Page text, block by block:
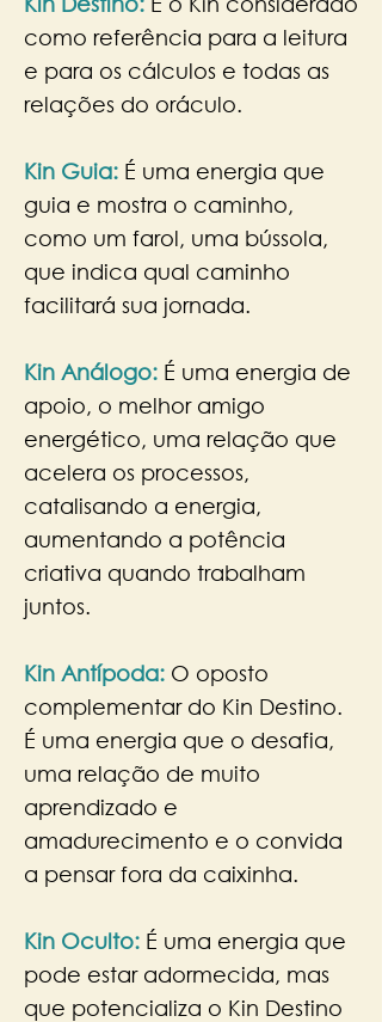
como referência para a leitura
e para os cálculos e todas as
relações do oráculo.​
Kin Guia: É uma energia que
guia e mostra o caminho,
como um farol, uma bússola,
que indica qual caminho
facilitará sua jornada.
Kin Análogo: É uma energia de
apoio, o melhor amigo
energético, uma relação que
acelera os processos,
catalisando a energia,
aumentando a potência
criativa quando trabalham
juntos.​
Kin Antípoda: O oposto
complementar do Kin Destino.
É uma energia que o desafia,
uma relação de muito
aprendizado e
amadurecimento e o convida
a pensar fora da caixinha. ​
Kin Oculto: É uma energia que
pode estar adormecida, mas
que potencializa o Kin Destino